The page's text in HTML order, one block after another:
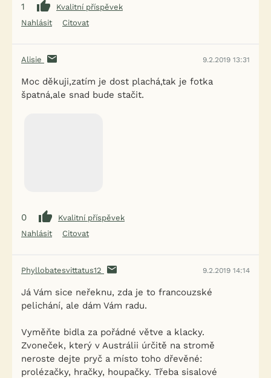
1
Kvalitní příspěvek
Nahlásit
Citovat
Alisie 9.2.2019 13:31
Moc děkuji,zatím je dost plachá,tak je fotka
špatná,ale snad bude stačit.
0
Kvalitní příspěvek
Nahlásit
Citovat
Phyllobatesvittatus12 9.2.2019 14:14
Já Vám sice neřeknu, zda je to francouzské
pelichání, ale dám Vám radu.
Vyměňte bidla za pořádné větve a klacky.
Zvoneček, který v Austrálii úrčitě na stromě
neroste dejte pryč a místo toho dřevěné:
prolézačky, hračky, houpačky. Třeba sisalové